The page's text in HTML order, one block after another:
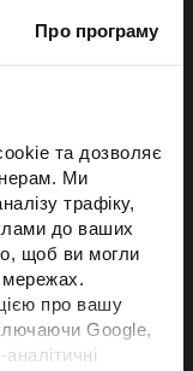
Про програму
та дозволяє
Ми
трафіку,
до ваших
щоб ви могли
мережах.
про вашу
Google,